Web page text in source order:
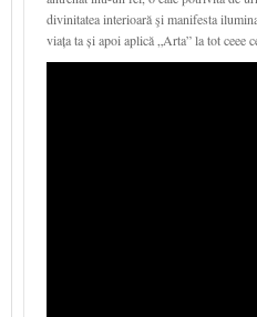
divinitatea interioară şi manifesta
viața ta și apoi aplică „Arta” la tot ceee